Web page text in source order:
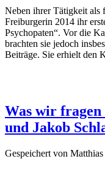
Neben ihrer Tätigkeit als
Freiburgerin 2014 ihr
Psychopaten“. Vor die
brachten sie jedoch
Beiträge. Sie erhielt den
Was wir
und Jakob
Gespeichert von